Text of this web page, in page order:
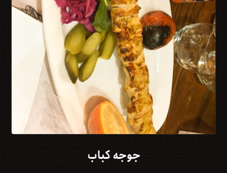
جوجه کباب